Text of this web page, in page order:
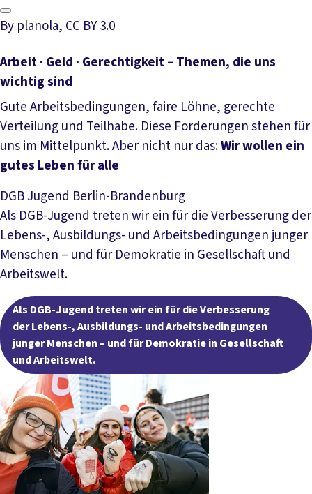
By planola, CC BY 3.0
Arbeit · Geld · Gerechtigkeit – Themen, die uns
wichtig sind
Gute Arbeitsbedingungen, faire Löhne, gerechte
Verteilung und Teilhabe. Diese Forderungen stehen für
uns im Mittelpunkt. Aber nicht nur das:Wir wollen ein
gutes Leben für alle
Mehr lesen
DGB Jugend Berlin-Brandenburg
Als DGB-Jugend treten wir ein für die Verbesserung der
Lebens-, Ausbildungs- und Arbeitsbedingungen junger
Menschen – und für Demokratie in Gesellschaft und
Arbeitswelt.
Als DGB-Jugend treten wir ein für die Verbesserung
der Lebens-, Ausbildungs- und Arbeitsbedingungen
junger Menschen – und für Demokratie in Gesellschaft
und Arbeitswelt.